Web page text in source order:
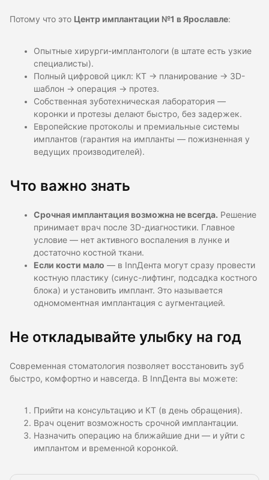
Потому что это Центр имплантации №1 в Ярославле:
Опытные хирурги-имплантологи (в штате есть узкие
специалисты).
Полный цифровой цикл: КТ → планирование → 3D-
шаблон → операция → протез.
Собственная зуботехническая лаборатория —
коронки и протезы делают быстро, без задержек.
Европейские протоколы и премиальные системы
имплантов (гарантия на импланты — пожизненная у
ведущих производителей).
Что важно знать
Срочная имплантация возможна не всегда. Решение
принимает врач после 3D-диагностики. Главное
условие — нет активного воспаления в лунке и
достаточно костной ткани.
Если кости мало — в InnДента могут сразу провести
костную пластику (синус-лифтинг, подсадка костного
блока) и установить имплант. Это называется
одномоментная имплантация с аугментацией.
Не откладывайте улыбку на год
Современная стоматология позволяет восстановить зуб
быстро, комфортно и навсегда. В InnДента вы можете:
Прийти на консультацию и КТ (в день обращения).
Врач оценит возможность срочной имплантации.
Назначить операцию на ближайшие дни — и уйти с
имплантом и временной коронкой.